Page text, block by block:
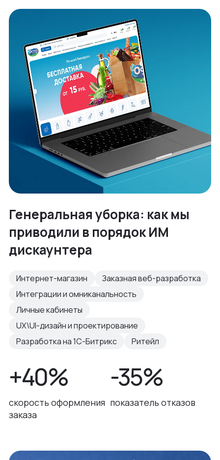
Генеральная уборка: как мы
приводили в порядок ИМ
дискаунтера
Интернет-магазин
Заказная веб-разработка
Интеграции и омниканальность
Личные кабинеты
UX\UI-дизайн и проектирование
Разработка на 1С-Битрикс
Ритейл
+40%
скорость оформления
заказа
-35%
показатель отказов